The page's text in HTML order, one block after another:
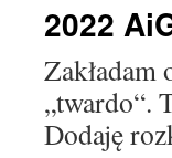
2022
Zakładam
„twardo“.
Dodaję